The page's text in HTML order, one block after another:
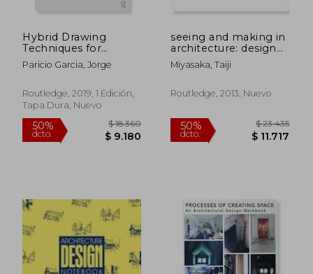
Hybrid Drawing
Techniques for
Interior Design (en
Inglés)
Paricio Garcia, Jorge
Routledge, 2019, 1 Edición,
Tapa Dura, Nuevo
seeing and making in
architecture: design
exercises (en Inglés)
Miyasaka, Taiji
Routledge, 2013, Nuevo